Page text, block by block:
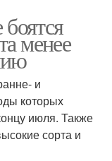
менее
и
которых
июля. Также
сорта и